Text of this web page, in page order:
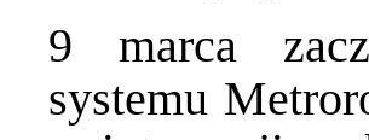
9 marca
systemu